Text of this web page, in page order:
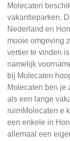
Molecaten
vakantieparken.
Nederland en
mooie omgeving
vertier te vinden
namelijk
bij Molecaten
Molecaten ben je
als een lange
ruimMolecaten e
een enkele in
allemaal een